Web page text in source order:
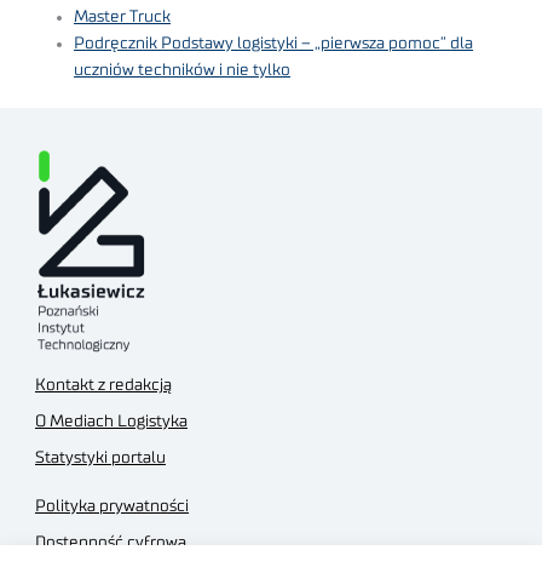
Master Truck
Podręcznik Podstawy logistyki – „pierwsza pomoc” dla
uczniów techników i nie tylko
Kontakt z redakcją
O Mediach Logistyka
Statystyki portalu
Polityka prywatności
Dostępność cyfrowa